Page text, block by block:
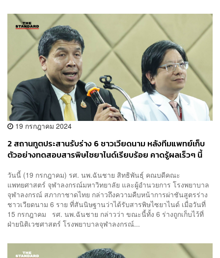
19 กรกฎาคม 2024
2 สถานทูตประสานรับร่าง 6 ชาวเวียดนาม หลังทีมแพทย์เก็บ
ตัวอย่างทดสอบสารพิษไซยาไนด์เรียบร้อย คาดรู้ผลเร็วๆ นี้
วันนี้ (19 กรกฎาคม) รศ. นพ.ฉันชาย สิทธิพันธุ์ คณบดีคณะ
แพทยศาสตร์ จุฬาลงกรณ์มหาวิทยาลัย และผู้อำนวยการ โรงพยาบาล
จุฬาลงกรณ์ สภากาชาดไทย กล่าวถึงความคืบหน้าการผ่าชันสูตรร่าง
ชาวเวียดนาม 6 ราย ที่สันนิษฐานว่าได้รับสารพิษไซยาไนด์ เมื่อวันที่
15 กรกฎาคม รศ. นพ.ฉันชาย กล่าวว่า ขณะนี้ทั้ง 6 ร่างถูกเก็บไว้ที่
ฝ่ายนิติเวชศาสตร์ โรงพยาบาลจุฬาลงกรณ์...